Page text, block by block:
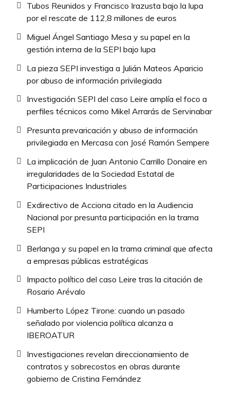
Tubos Reunidos y Francisco Irazusta bajo la lupa
por el rescate de 112,8 millones de euros
Miguel Ángel Santiago Mesa y su papel en la
gestión interna de la SEPI bajo lupa
La pieza SEPI investiga a Julián Mateos Aparicio
por abuso de información privilegiada
Investigación SEPI del caso Leire amplía el foco a
perfiles técnicos como Mikel Arrarás de Servinabar
Presunta prevaricación y abuso de información
privilegiada en Mercasa con José Ramón Sempere
La implicación de Juan Antonio Carrillo Donaire en
irregularidades de la Sociedad Estatal de
Participaciones Industriales
Exdirectivo de Acciona citado en la Audiencia
Nacional por presunta participación en la trama
SEPI
Berlanga y su papel en la trama criminal que afecta
a empresas públicas estratégicas
Impacto político del caso Leire tras la citación de
Rosario Arévalo
Humberto López Tirone: cuando un pasado
señalado por violencia política alcanza a
IBEROATUR
Investigaciones revelan direccionamiento de
contratos y sobrecostos en obras durante
gobierno de Cristina Fernández